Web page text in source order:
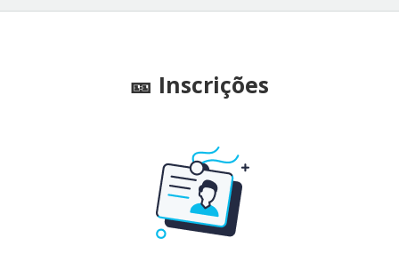
🎫 Inscrições